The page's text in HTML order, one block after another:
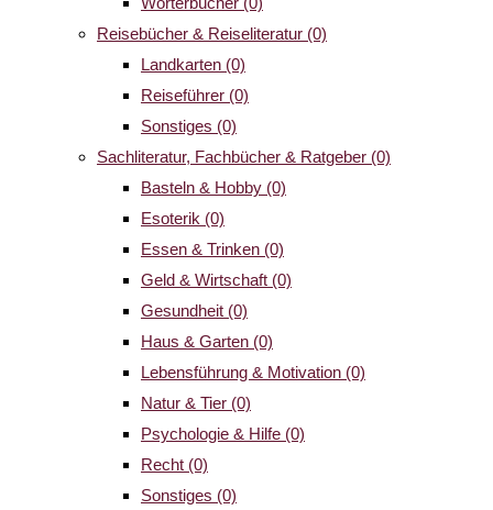
Reisebücher & Reiseliteratur (0)
Landkarten (0)
Reiseführer (0)
Sonstiges (0)
Sachliteratur, Fachbücher & Ratgeber (0)
Basteln & Hobby (0)
Esoterik (0)
Essen & Trinken (0)
Geld & Wirtschaft (0)
Gesundheit (0)
Haus & Garten (0)
Lebensführung & Motivation (0)
Natur & Tier (0)
Psychologie & Hilfe (0)
Recht (0)
Sonstiges (0)